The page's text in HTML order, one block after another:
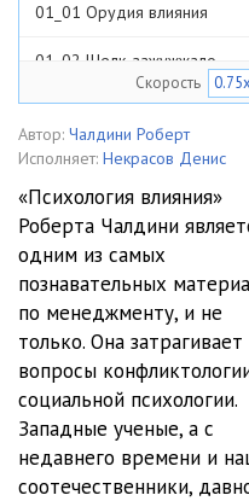
01_01 Орудия влияния
01_02 Щелк, зажужжало
01_03 Ставка на
01_04 Спекулянты
01_05 Джиу-джитсу
02 ВЗАИМНЫЙ ОБМЕН
02_01 Взаимный обмен
02_02 Как работает это
02_03_01 Правило
02_03_02 Правило
02_03_03 Правило
Скорость 0.75x
Автор: Чалдини Роберт
Исполняет: Некрасов Денис
«Психология влияния»
Роберта Чалдини
одним из самых
познавательных
по менеджменту, и не
только. Она затрагивает
вопросы
социальной психологии.
Западные ученые, а с
недавнего времени и
соотечественники,